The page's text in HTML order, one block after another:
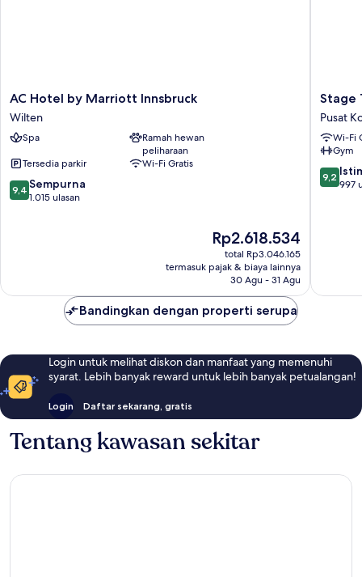
AC
Hotel
by
Marriott
Wilten
AC Hotel by Marriott Innsbruck
Wilten
Spa
Ramah hewan
peliharaan
Tersedia parkir
Wi-Fi Gratis
9.4
dari
9,4 Sempurna
1.015 ulasan
Harga
sekarang
Rp2.618.534
Rp2.618.534
total Rp3.046.165
termasuk pajak & biaya lainnya
30 Agu - 31 Agu
Stage
12
Hotel
by
Penz
Pusat
Kota
Stage
Pusat
Wi-Fi
Gym
9.2
dari
9,2
997
Bandingkan dengan properti serupa
Login untuk melihat diskon dan manfaat yang memenuhi
syarat. Lebih banyak reward untuk lebih banyak petualangan!
Login Daftar sekarang, gratis
Tentang kawasan sekitar